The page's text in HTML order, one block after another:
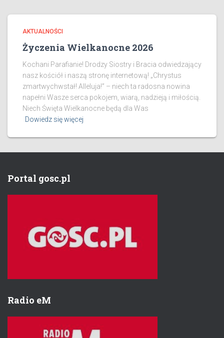
AKTUALNOŚCI
Życzenia Wielkanocne 2026
Kochani Parafianie! Drodzy Siostry i Bracia odwiedzający
nasz kościół i naszą stronę internetową! „Chrystus
zmartwychwstał! Alleluja!” – niech ta radosna nowina
napełni Wasze serca pokojem, wiarą, nadzieją i miłością.
Niech Święta Wielkanocne będą dla Was
Dowiedz się więcej
Portal gosc.pl
Radio eM